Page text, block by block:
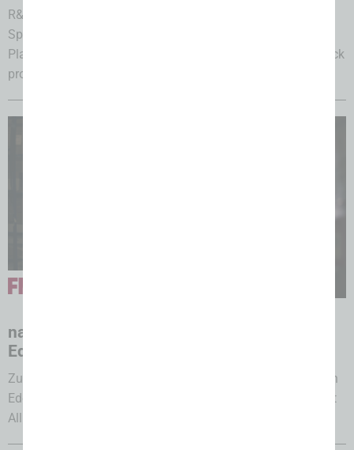
R&S qualifiziert sein Vertriebsteam zu zertifizierten
Speckexperten, um den Handel bei Sortimentsaufbau,
Platzierung, Verkostungen und Abverkauf von Merano Speck
professionell...
nah & gut Allison: Tim Allison übernimmt
Edeka-Markt
Zum 1. August 2026 übernimmt Kaufmann Tim Allison den
Edeka-Markt in Bünde-Dünne und wandelt ihn in „nah & gut
Allison“...